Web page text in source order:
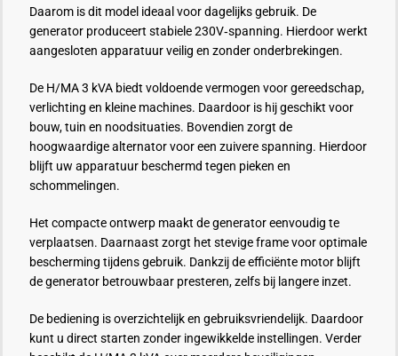
Daarom is dit model ideaal voor dagelijks gebruik. De
generator produceert stabiele 230V‑spanning. Hierdoor werkt
aangesloten apparatuur veilig en zonder onderbrekingen.
De H/MA 3 kVA biedt voldoende vermogen voor gereedschap,
verlichting en kleine machines. Daardoor is hij geschikt voor
bouw, tuin en noodsituaties. Bovendien zorgt de
hoogwaardige alternator voor een zuivere spanning. Hierdoor
blijft uw apparatuur beschermd tegen pieken en
schommelingen.
Het compacte ontwerp maakt de generator eenvoudig te
verplaatsen. Daarnaast zorgt het stevige frame voor optimale
bescherming tijdens gebruik. Dankzij de efficiënte motor blijft
de generator betrouwbaar presteren, zelfs bij langere inzet.
De bediening is overzichtelijk en gebruiksvriendelijk. Daardoor
kunt u direct starten zonder ingewikkelde instellingen. Verder